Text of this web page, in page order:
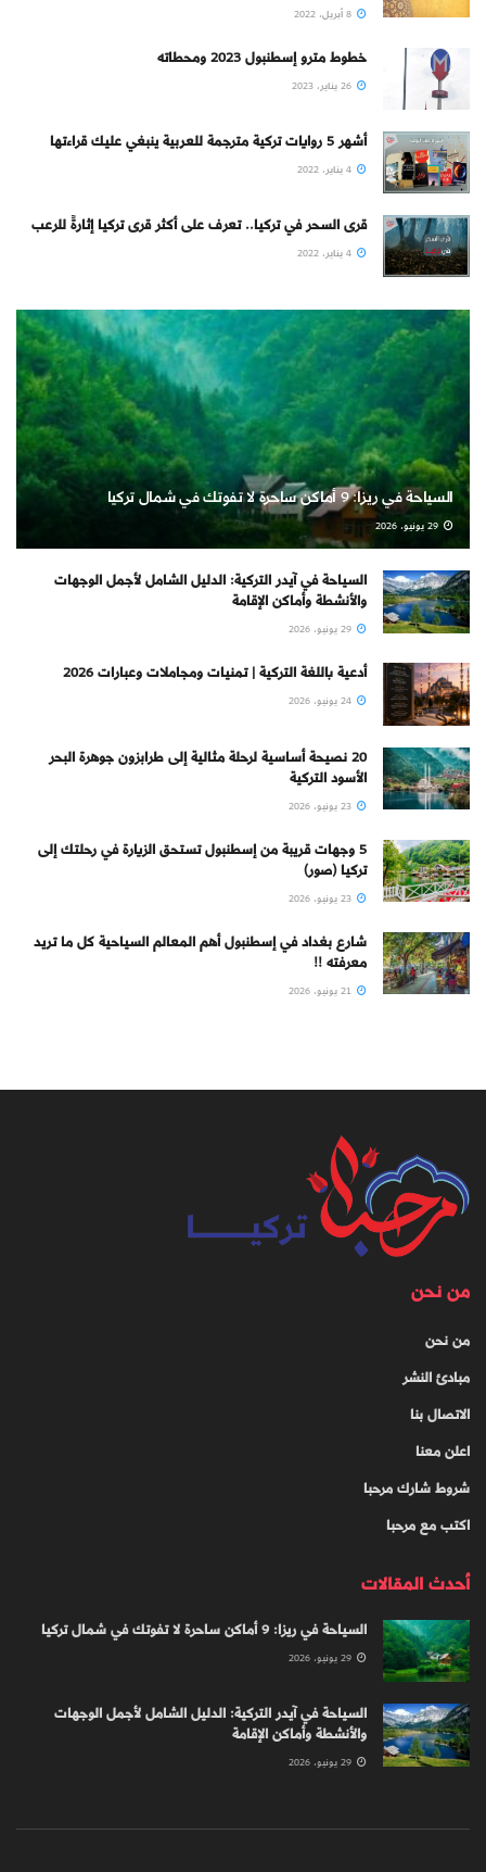
خطوط مترو إسطنبول 2023 ومحطاته
أشهر 5 روايات تركية مترجمة للعربية ينبغي عليك قراءتها
قرى السحر في تركيا.. تعرف على أكثر قرى تركيا إثارةً للرعب
السياحة في ريزا: 9 أماكن ساحرة لا تفوتك في شمال تركيا
السياحة في آيدر التركية: الدليل الشامل لأجمل الوجهات
والأنشطة وأماكن الإقامة
أدعية باللغة التركية | تمنيات ومجاملات وعبارات 2026
20 نصيحة أساسية لرحلة مثالية إلى طرابزون جوهرة البحر
الأسود التركية
5 وجهات قريبة من إسطنبول تستحق الزيارة في رحلتك إلى
تركيا (صور)
شارع بغداد في إسطنبول أهم المعالم السياحية كل ما تريد
معرفته !!
من نحن
من نحن
مبادئ النشر
الاتصال بنا
اعلن معنا
شروط شارك مرحبا
اكتب مع مرحبا
أحدث المقالات
السياحة في ريزا: 9 أماكن ساحرة لا تفوتك في شمال تركيا
السياحة في آيدر التركية: الدليل الشامل لأجمل الوجهات
والأنشطة وأماكن الإقامة